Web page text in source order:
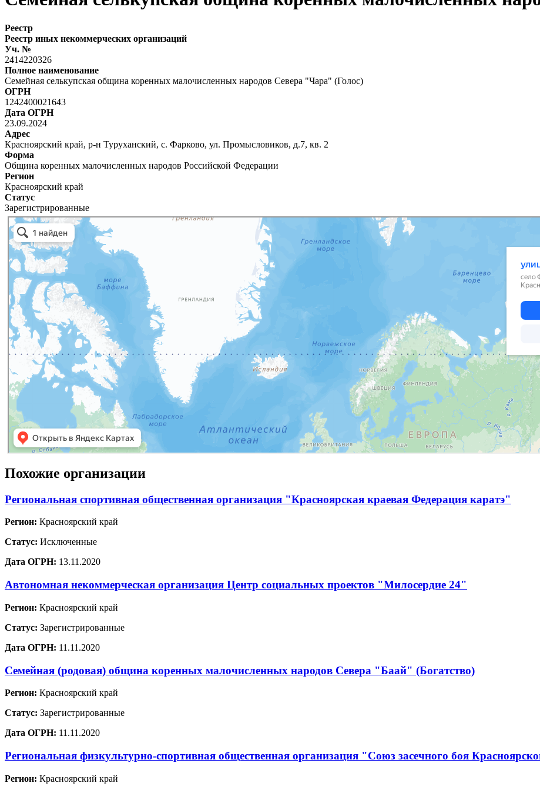
Реестр
Реестр иных некоммерческих организаций
Уч. №
2414220326
Полное наименование
Семейная селькупская община коренных малочисленных народов Севера "Чара" (Голос)
ОГРН
1242400021643
Дата ОГРН
23.09.2024
Адрес
Красноярский край, р-н Туруханский, с. Фарково, ул. Промысловиков, д.7, кв. 2
Форма
Община коренных малочисленных народов Российской Федерации
Регион
Красноярский край
Статус
Зарегистрированные
Похожие организации
Региональная спортивная общественная организация "Красноярская краевая Федерация каратэ"
Регион: Красноярский край
Статус: Исключенные
Дата ОГРН: 13.11.2020
Автономная некоммерческая организация Центр социальных проектов "Милосердие 24"
Регион: Красноярский край
Статус: Зарегистрированные
Дата ОГРН: 11.11.2020
Семейная (родовая) община коренных малочисленных народов Севера "Баай" (Богатство)
Регион: Красноярский край
Статус: Зарегистрированные
Дата ОГРН: 11.11.2020
Региональная физкультурно-спортивная общественная организация "Союз засечного боя
Регион: Красноярский край